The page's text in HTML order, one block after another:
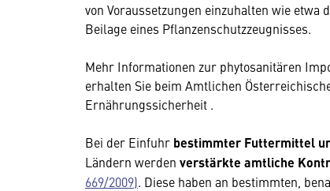
von Voraussetzungen einzuhalten wie
Beilage eines Pflanzenschutzzeugnisses.
Mehr Informationen zur phytosanitären
erhalten Sie beim Amtlichen
Ernährungssicherheit .
Bei der Einfuhr bestimmter Futtermittel
Ländern werden verstärkte amtliche
669/2009). Diese haben an bestimmten,